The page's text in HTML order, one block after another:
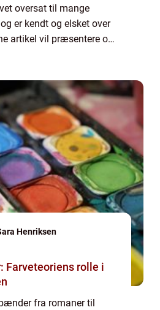
oversat til mange
er kendt og elsket over
artikel vil præsentere og
Henriksen
Farveteoriens rolle i
fra romaner til